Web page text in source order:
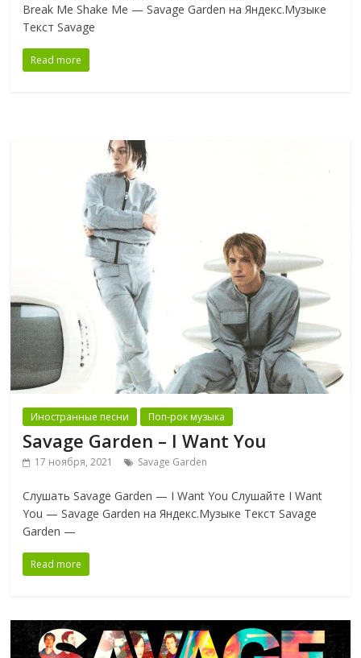
Break Me Shake Me — Savage Garden на Яндекс.Музыке
Текст Savage
Read more
Иностранные песни Поп-рок музыка
Savage Garden ‎– I Want You
17 ноября, 2021 Savage Garden
Слушать Savage Garden — I Want You Слушайте I Want
You — Savage Garden на Яндекс.Музыке Текст Savage
Garden —
Read more